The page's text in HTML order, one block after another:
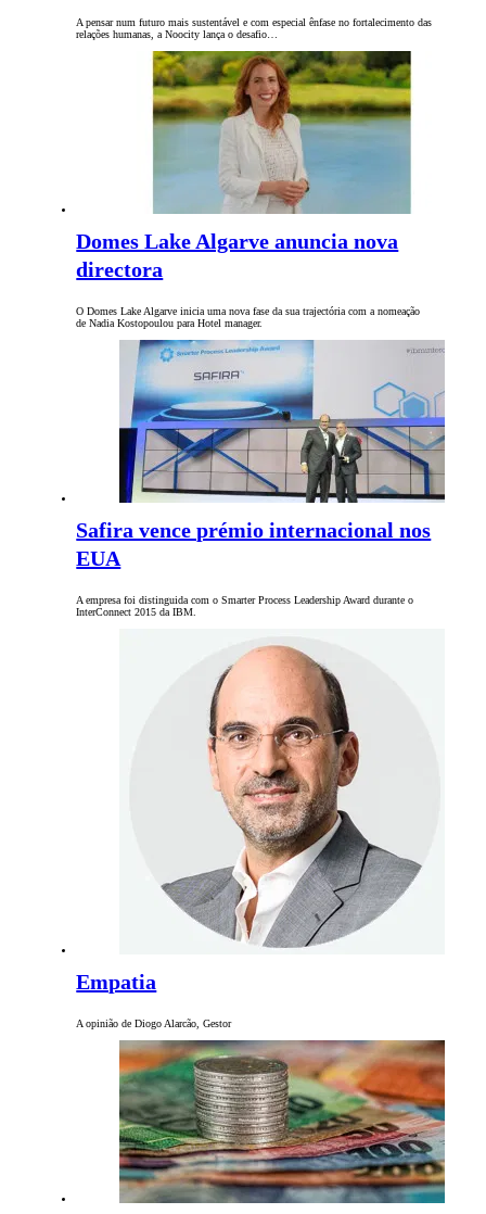
A pensar num futuro mais sustentável e com especial ênfase no fortalecimento das
relações humanas, a Noocity lança o desafio…
Domes Lake Algarve anuncia nova
directora
O Domes Lake Algarve inicia uma nova fase da sua trajectória com a nomeação
de Nadia Kostopoulou para Hotel manager.
Safira vence prémio internacional nos
EUA
A empresa foi distinguida com o Smarter Process Leadership Award durante o
InterConnect 2015 da IBM.
Empatia
A opinião de Diogo Alarcão, Gestor